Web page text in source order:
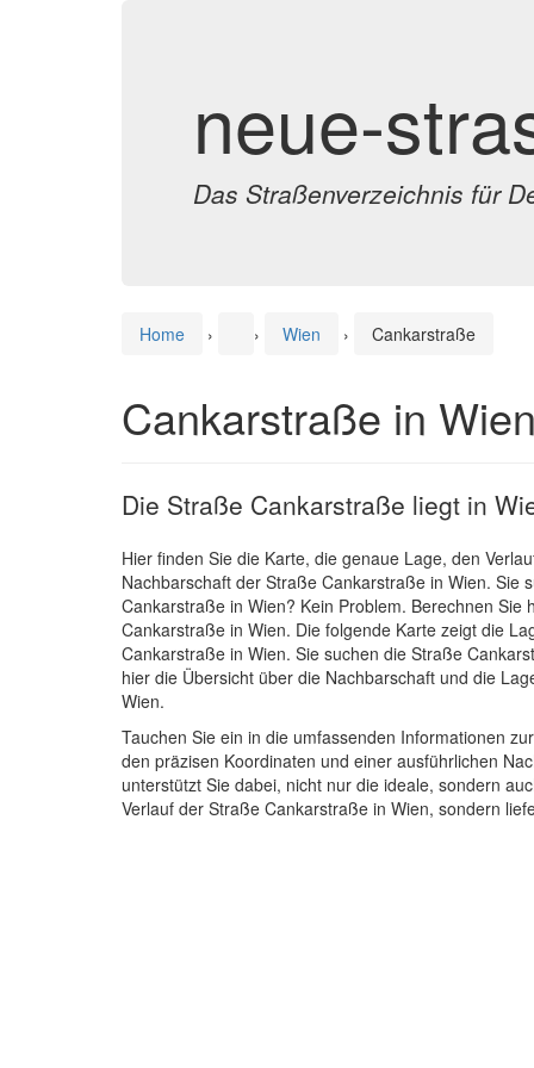
neue-
Das Straßenverzeichnis für
Home › › Wien › Cankarstraße
Cankarstraße in
Die Straße Cankarstraße liegt in
Hier finden Sie die Karte, die genaue Lage, den
Nachbarschaft der Straße Cankarstraße in Wien. Sie
Cankarstraße in Wien? Kein Problem. Berechnen Sie
Cankarstraße in Wien. Die folgende Karte zeigt die
Cankarstraße in Wien. Sie suchen die Straße
hier die Übersicht über die Nachbarschaft und die
Wien.
Tauchen Sie ein in die umfassenden Informationen
den präzisen Koordinaten und einer ausführlichen
unterstützt Sie dabei, nicht nur die ideale, sondern
Verlauf der Straße Cankarstraße in Wien, sondern